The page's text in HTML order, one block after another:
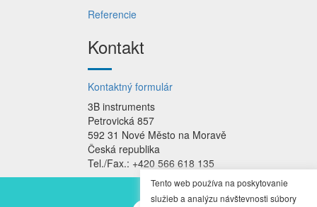
Referencie
Kontakt
Kontaktný formulár
3B instruments
Petrovická 857
592 31 Nové Město na Moravě
Česká republika
Tel./Fax.: +420 566 618 135
Tento web používa na poskytovanie
služieb a analýzu návštevnosti súbory